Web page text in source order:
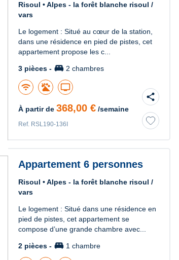
Risoul • Alpes - la forêt blanche risoul /
vars
Le logement : Situé au cœur de la station,
dans une résidence en pied de pistes, cet
appartement propose les c...
3 pièces - king_bed 2 chambres
wifi tv
À partir de368,00 € /semaine
Ref. RSL190-136I
share
Appartement 6 personnes
Risoul • Alpes - la forêt blanche risoul /
vars
Le logement : Situé dans une résidence en
pied de pistes, cet appartement se
compose d’une grande chambre avec...
2 pièces - king_bed 1 chambre